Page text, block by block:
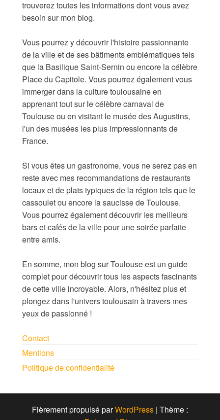
trouverez toutes les informations dont vous avez
besoin sur mon blog.
Vous pourrez y découvrir l'histoire passionnante
de la ville et de ses bâtiments emblématiques tels
que la Basilique Saint-Sernin ou encore la célèbre
Place du Capitole. Vous pourrez également vous
immerger dans la culture toulousaine en
apprenant tout sur le célèbre carnaval de
Toulouse ou en visitant le musée des Augustins,
l'un des musées les plus impressionnants de
France.
Si vous êtes un gastronome, vous ne serez pas en
reste avec mes recommandations de restaurants
locaux et de plats typiques de la région tels que le
cassoulet ou encore la saucisse de Toulouse.
Vous pourrez également découvrir les meilleurs
bars et cafés de la ville pour une soirée parfaite
entre amis.
En somme, mon blog sur Toulouse est un guide
complet pour découvrir tous les aspects fascinants
de cette ville incroyable. Alors, n'hésitez plus et
plongez dans l'univers toulousain à travers mes
yeux de passionné !
Contact
Mentions
Politique de confidentialité
Fièrement propulsé parWordPress | Thème :